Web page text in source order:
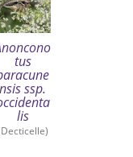
tus
nsis ssp.
lis